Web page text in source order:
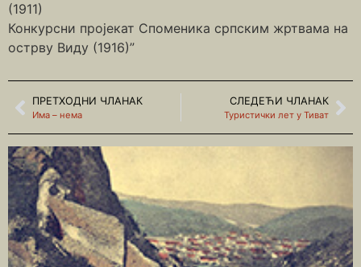
(1911)
Конкурсни пројекат Споменика српским жртвама на
острву Виду (1916)”
ПРЕТХОДНИ ЧЛАНАК
Има – нема
СЛЕДЕЋИ ЧЛАНАК
Туристички лет у Тиват